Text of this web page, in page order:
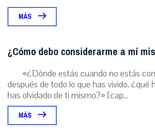
MÁS
¿Cómo debo considerarme a mí
«¿Dónde estás cuando no estás
después de todo lo que has vivido, ¿qué
has olvidado de ti mismo?» [cap...
MÁS